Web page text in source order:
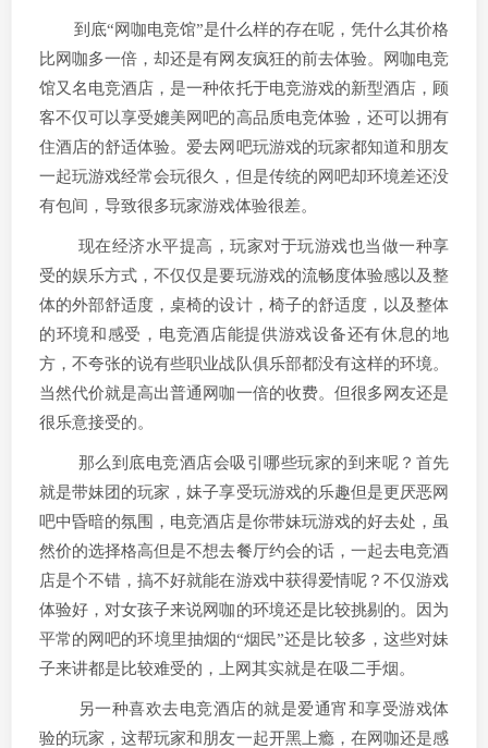
到底“网咖电竞馆”是什么样的存在呢，凭什么其价格
比网咖多一倍，却还是有网友疯狂的前去体验。网咖电竞
馆又名电竞酒店，是一种依托于电竞游戏的新型酒店，顾
客不仅可以享受媲美网吧的高品质电竞体验，还可以拥有
住酒店的舒适体验。爱去网吧玩游戏的玩家都知道和朋友
一起玩游戏经常会玩很久，但是传统的网吧却环境差还没
有包间，导致很多玩家游戏体验很差。
现在经济水平提高，玩家对于玩游戏也当做一种享
受的娱乐方式，不仅仅是要玩游戏的流畅度体验感以及整
体的外部舒适度，桌椅的设计，椅子的舒适度，以及整体
的环境和感受，电竞酒店能提供游戏设备还有休息的地
方，不夸张的说有些职业战队俱乐部都没有这样的环境。
当然代价就是高出普通网咖一倍的收费。但很多网友还是
很乐意接受的。
那么到底电竞酒店会吸引哪些玩家的到来呢？首先
就是带妹团的玩家，妹子享受玩游戏的乐趣但是更厌恶网
吧中昏暗的氛围，电竞酒店是你带妹玩游戏的好去处，虽
然价的选择格高但是不想去餐厅约会的话，一起去电竞酒
店是个不错，搞不好就能在游戏中获得爱情呢？不仅游戏
体验好，对女孩子来说网咖的环境还是比较挑剔的。因为
平常的网吧的环境里抽烟的“烟民”还是比较多，这些对妹
子来讲都是比较难受的，上网其实就是在吸二手烟。
另一种喜欢去电竞酒店的就是爱通宵和享受游戏体
验的玩家，这帮玩家和朋友一起开黑上瘾，在网咖还是感